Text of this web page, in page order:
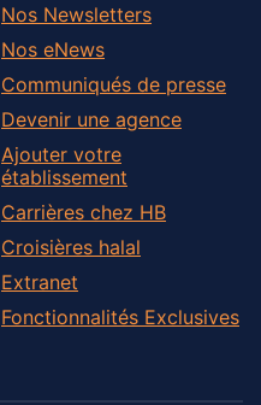
Nos Newsletters
Nos eNews
Communiqués de presse
Devenir une agence
Ajouter votre
établissement
Carrières chez HB
Croisières halal
Extranet
Fonctionnalités Exclusives